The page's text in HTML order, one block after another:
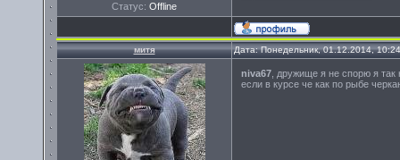
Статус: Offline
митя Дата: Понедельник, 01.12.2014,
niva67 , дружище я не спорю я
если в курсе че как по рыбе